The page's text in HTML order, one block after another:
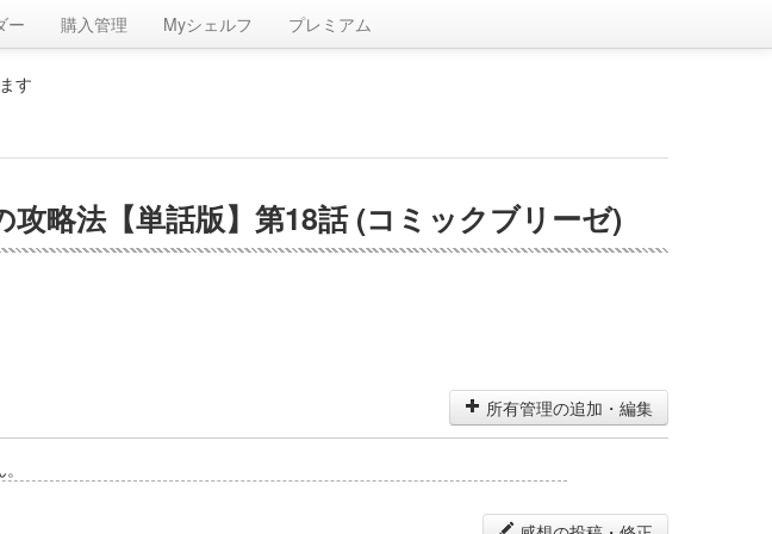
ー 購入管理 Myシェルフ プレミアム
す
略法【単話版】第18話 (コミックブリーゼ)
所有管理の追加・編集